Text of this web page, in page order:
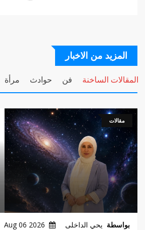
المزيد من الاخبار
المقالات الساخنة فن حوادث مرأة
مقالات
بواسطة يحي الداخلى
2026 Aug 06